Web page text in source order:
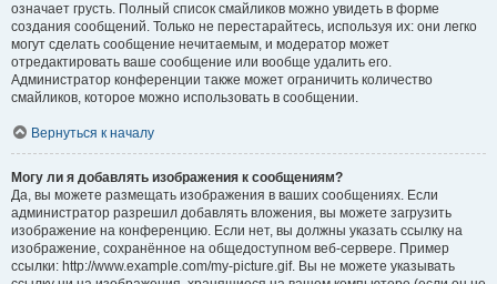
означает грусть. Полный список смайликов можно увидеть в форме
создания сообщений. Только не перестарайтесь, используя их: они легко
могут сделать сообщение нечитаемым, и модератор может
отредактировать ваше сообщение или вообще удалить его.
Администратор конференции также может ограничить количество
смайликов, которое можно использовать в сообщении.
Вернуться к началу
Могу ли я добавлять изображения к сообщениям?
Да, вы можете размещать изображения в ваших сообщениях. Если
администратор разрешил добавлять вложения, вы можете загрузить
изображение на конференцию. Если нет, вы должны указать ссылку на
изображение, сохранённое на общедоступном веб-сервере. Пример
ссылки: http://www.example.com/my-picture.gif. Вы не можете указывать